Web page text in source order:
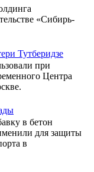
«Сибирь-
Тутберидзе
при
Центра
в бетон
для защиты
в